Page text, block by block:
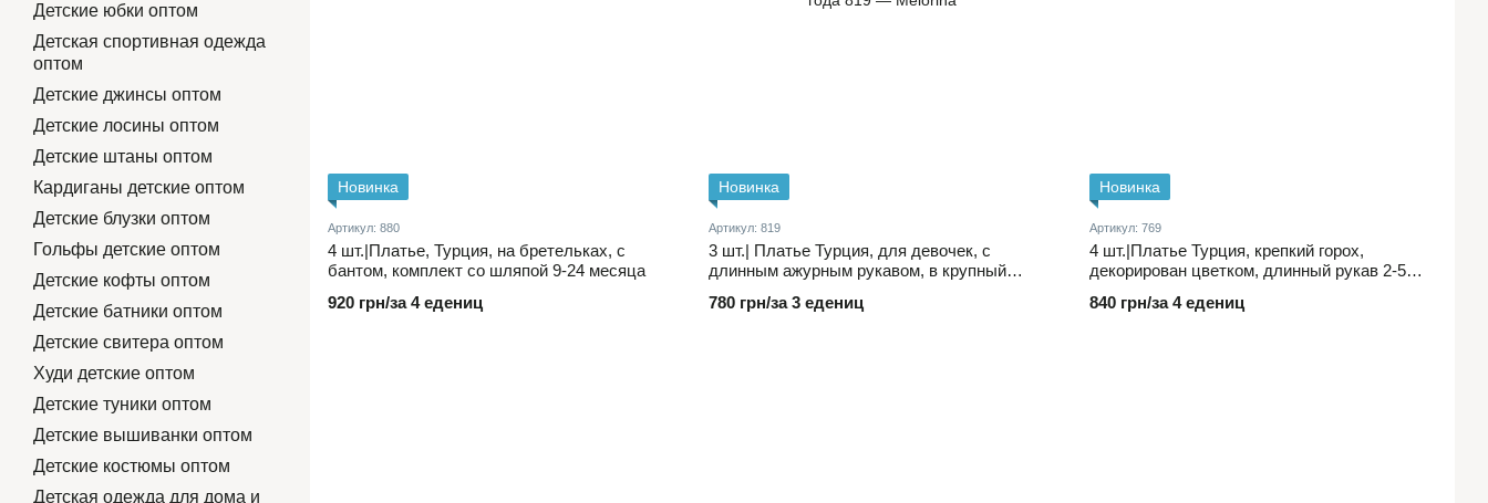
Новинка
Артикул: 880
4 шт.|Платье, Турция, на бретельках, с
бантом, комплект со шляпой 9-24 месяца
920 грн/за 4 едениц
Новинка
Артикул: 819
3 шт.| Платье Турция, для девочек, с
длинным ажурным рукавом, в крупный
комплекте 2-4 года
780 грн/за 3 едениц
Новинка
Артикул: 769
4 шт.|Платье Турция, крепкий горох,
декорирован цветком, длинный рукав 2-5
840 грн/за 4 едениц
Детские юбки оптом
Детская спортивная одежда
оптом
Детские джинсы оптом
Детские лосины оптом
Детские штаны оптом
Кардиганы детские оптом
Детские блузки оптом
Гольфы детские оптом
Детские кофты оптом
Детские батники оптом
Детские свитера оптом
Худи детские оптом
Детские туники оптом
Детские вышиванки оптом
Детские костюмы оптом
Детская одежда для дома и